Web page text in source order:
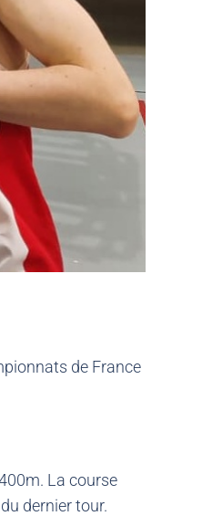
de France
La course
dernier tour.